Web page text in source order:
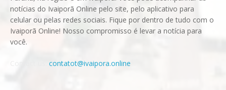
notícias do Ivaiporã Online pelo site, pelo aplicativo para
celular ou pelas redes sociais. Fique por dentro de tudo com o
Ivaiporã Online! Nosso compromisso é levar a notícia para
você.
contatot@ivaipora.online